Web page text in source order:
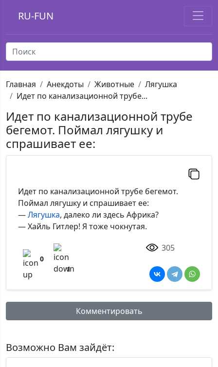
RU-FUN
Главная Анекдоты Животные
Лягушка
Идет по канализационной трубе...
Идет по канализационной трубе
бегемот. Поймал лягушку и
спрашивает ее:
Идет по канализационной трубе бегемот.
Поймал лягушку и спрашивает ее:
—Лягушка, далеко ли здесь Африка?
— Хайль Гитлер! Я тоже чокнутая.
0
1
305
Комментировать
Возможно Вам зайдёт: